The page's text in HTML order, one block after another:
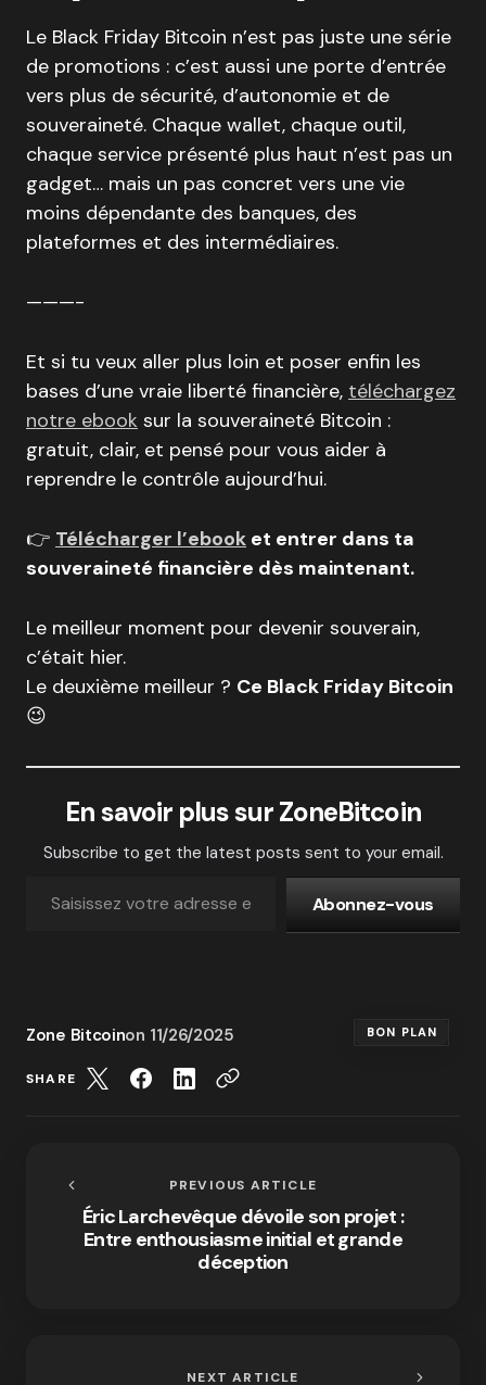
Le Black Friday Bitcoin n’est pas juste une série
de promotions : c’est aussi une porte d’entrée
vers plus de sécurité, d’autonomie et de
souveraineté. Chaque wallet, chaque outil,
chaque service présenté plus haut n’est pas un
gadget… mais un pas concret vers une vie
moins dépendante des banques, des
plateformes et des intermédiaires.
———-
Et si tu veux aller plus loin et poser enfin les
bases d’une vraie liberté financière, téléchargez
notre ebook sur la souveraineté Bitcoin :
gratuit, clair, et pensé pour vous aider à
reprendre le contrôle aujourd’hui.
👉 Télécharger l’ebook et entrer dans ta
souveraineté financière dès maintenant.
Le meilleur moment pour devenir souverain,
c’était hier.
Le deuxième meilleur ? Ce Black Friday Bitcoin
😉
En savoir plus sur ZoneBitcoin
Subscribe to get the latest posts sent to your email.
Abonnez-vous
Zone Bitcoinon 11/26/2025 BON PLAN
SHARE
PREVIOUS ARTICLE
Éric Larchevêque dévoile son projet :
Entre enthousiasme initial et grande
déception
NEXT ARTICLE